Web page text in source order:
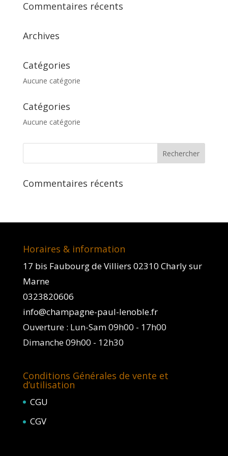
Commentaires récents
Archives
Catégories
Aucune catégorie
Catégories
Aucune catégorie
Commentaires récents
Horaires & information
17 bis Faubourg de Villiers 02310 Charly sur
Marne
0323820606
info@champagne-paul-lenoble.fr
Ouverture : Lun-Sam 09h00 - 17h00
Dimanche 09h00 - 12h30
Conditions Générales de vente et
d’utilisation
CGU
CGV